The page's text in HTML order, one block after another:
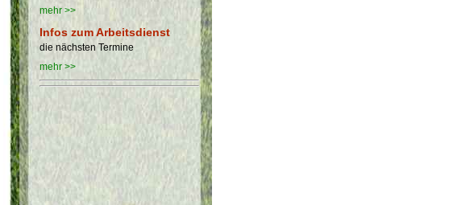
mehr >>
Infos zum Arbeitsdienst
die nächsten Termine
mehr >>